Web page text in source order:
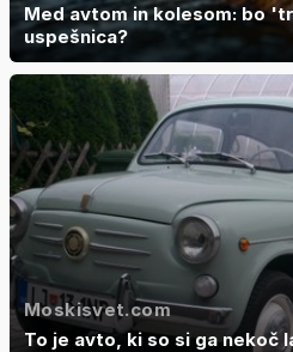
Med avtom in kolesom: bo
uspešnica?
Moskisvet.com
To je avto, ki so si ga nekoč